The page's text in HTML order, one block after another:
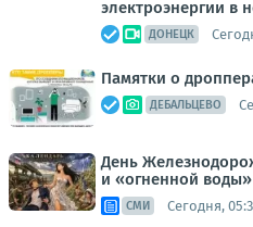
электроэнергии в
ДОНЕЦК
Памятки о
ДЕБАЛЬЦЕВО
День
и «огненной воды»
СМИ Сегодня,